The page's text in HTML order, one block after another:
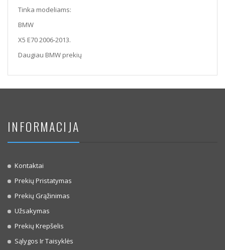
Tinka modeliams:
BMW
X5 E70 2006-2013.
Daugiau BMW prekių
INFORMACIJA
Kontaktai
Prekių Pristatymas
Prekių Grąžinimas
Užsakymas
Prekių Krepšelis
Sąlygos Ir Taisyklės